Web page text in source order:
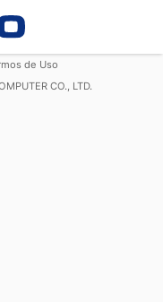
de Uso
CO., LTD.